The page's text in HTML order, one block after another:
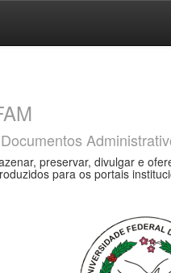
preservar, divulgar e
para os portais